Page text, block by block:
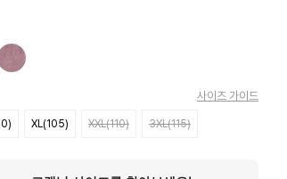
사이즈 가이드
XL(105) XXL(110) 3XL(115)